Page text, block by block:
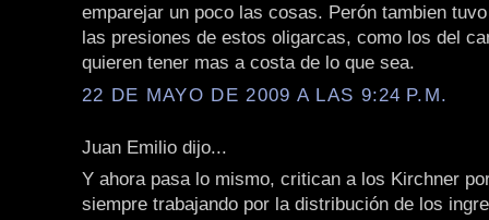
emparejar un poco las cosas. Perón tambien
las presiones de estos oligarcas, como los del
quieren tener mas a costa de lo que sea.
22 DE MAYO DE 2009 A LAS 9:24 P.M.
Juan Emilio dijo...
Y ahora pasa lo mismo, critican a los Kirchner
siempre trabajando por la distribución de los